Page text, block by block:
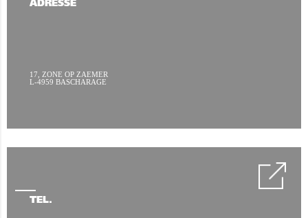
ADRESSE
17, ZONE OP ZAEMER
L-4959 BASCHARAGE
TÉL.